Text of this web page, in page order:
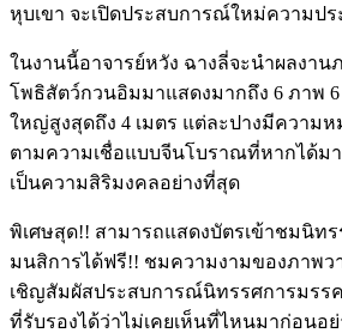
หุบเขา จะเปิดประสบการณ์ใหม่ความป
ในงานนี้อาจารย์หวัง ฉางลี่จะนำผลงา
โพธิสัตว์กวนอิมมาแสดงมากถึง 6 ภาพ
ใหญ่สูงสุดถึง 4 เมตร แต่ละปางมีความ
ตามความเชื่อแบบจีนโบราณที่หากได้ม
เป็นความสิริมงคลอย่างที่สุด
พิเศษสุด!! สามารถแสดงบัตรเข้าชมนิทร
มนสิการได้ฟรี!! ชมความงามของภาพว
เชิญสัมผัสประสบการณ์นิทรรศการมรร
ที่รับรองได้ว่าไม่เคยเห็นที่ไหนมาก่อนอ